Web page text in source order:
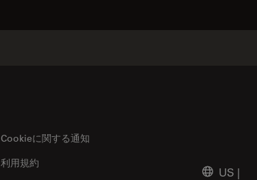
Cookieに関する通知
利用規約
US |